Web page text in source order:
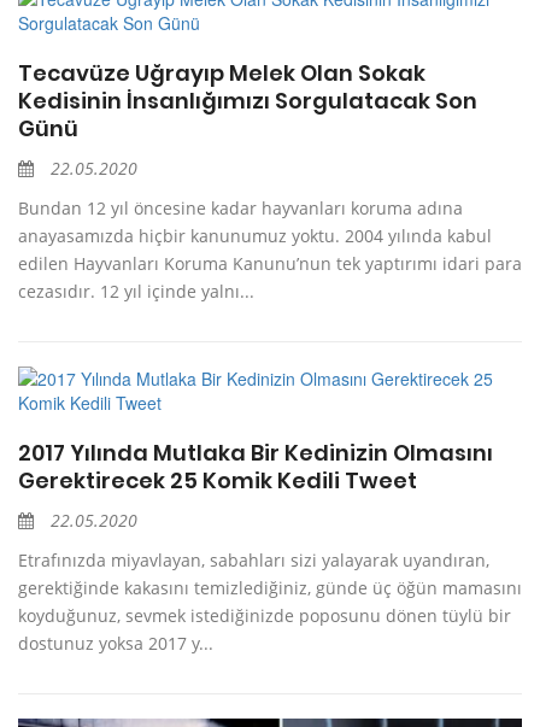
Tecavüze Uğrayıp Melek Olan Sokak
Kedisinin İnsanlığımızı Sorgulatacak Son
Günü
22.05.2020
Bundan 12 yıl öncesine kadar hayvanları koruma adına
anayasamızda hiçbir kanunumuz yoktu. 2004 yılında kabul
edilen Hayvanları Koruma Kanunu’nun tek yaptırımı idari para
cezasıdır. 12 yıl içinde yalnı...
2017 Yılında Mutlaka Bir Kedinizin Olmasını
Gerektirecek 25 Komik Kedili Tweet
22.05.2020
Etrafınızda miyavlayan, sabahları sizi yalayarak uyandıran,
gerektiğinde kakasını temizlediğiniz, günde üç öğün mamasını
koyduğunuz, sevmek istediğinizde poposunu dönen tüylü bir
dostunuz yoksa 2017 y...